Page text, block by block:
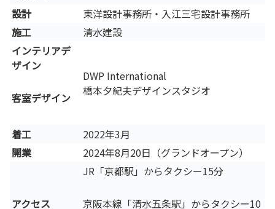
設計
東洋設計事務所・⼊江三宅設計事務所
施工
清水建設
インテリアデ
ザイン
客室デザイン
DWP International
橋本⼣紀夫デザインスタジオ
着工
2022年3月
開業
2024年8月20日（グランドオープン）
アクセス
JR「京都駅」からタクシー15分
京阪本線「清水五条駅」からタクシー10